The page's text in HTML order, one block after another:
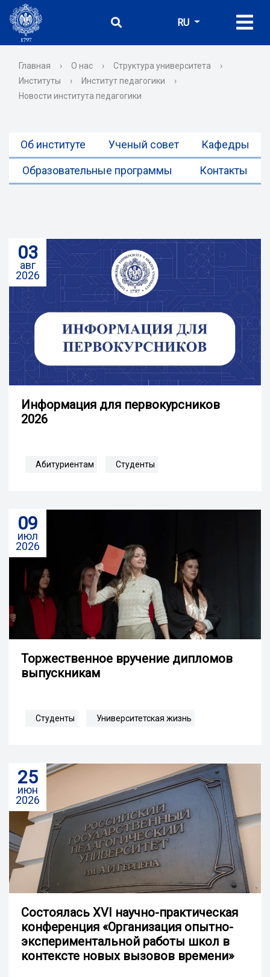
RU
Главная › О нас › Структура университета
›
Институты
› Институт педагогики
›
Новости института педагогики
Об институте Ученый совет Кафедры
Образовательные программы Контакты
03
авг
2026
Информация для первокурсников
2026
Абитуриентам Студенты
09
июл
2026
Торжественное вручение дипломов
выпускникам
Студенты Университетская жизнь
25
июн
2026
Состоялась XVI научно-практическая
конференция «Организация опытно-
экспериментальной работы школ в
контексте новых вызовов времени»